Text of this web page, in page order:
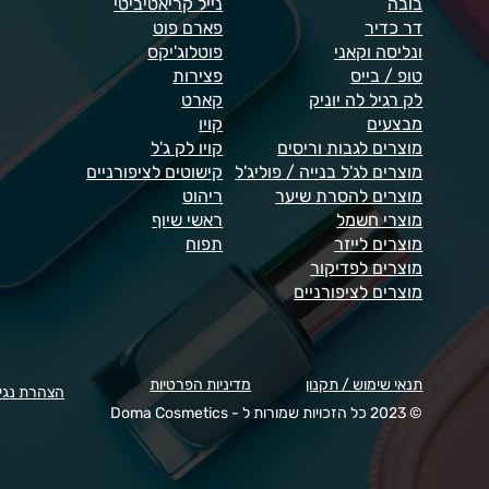
פארם פוט
פוטלוג'יקס
פצירות
קארט
קויו
קויו לק ג'ל
קישוטים לציפורניים
ריהוט
ראשי שיוף
תפוח
דר כדיר
ונליסה וקאני
טופ / בייס
לק רגיל לה יוניק
מבצעים
מוצרים לגבות וריסים
מוצרים לג'ל בנייה / פוליג'ל
מוצרים להסרת שיער
מוצרי חשמל
מוצרים לייזר
מוצרים לפדיקור
מוצרים לציפורניים
מדיניות הפרטיות
תנאי שימוש / תקנון
© 2023 כל הזכויות שמורות ל - Doma Cosmetics
הצהרת